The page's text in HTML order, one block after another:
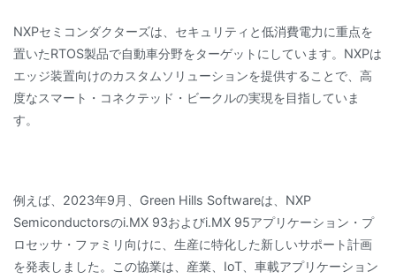
NXPセミコンダクターズは、セキュリティと低消費電力に重点を
置いたRTOS製品で自動車分野をターゲットにしています。NXPは
エッジ装置向けのカスタムソリューションを提供することで、高
度なスマート・コネクテッド・ビークルの実現を目指していま
す。
例えば、2023年9月、Green Hills Softwareは、NXP
Semiconductorsのi.MX 93およびi.MX 95アプリケーション・プ
ロセッサ・ファミリ向けに、生産に特化した新しいサポート計画
を発表しました。この協業は、産業、IoT、車載アプリケーション